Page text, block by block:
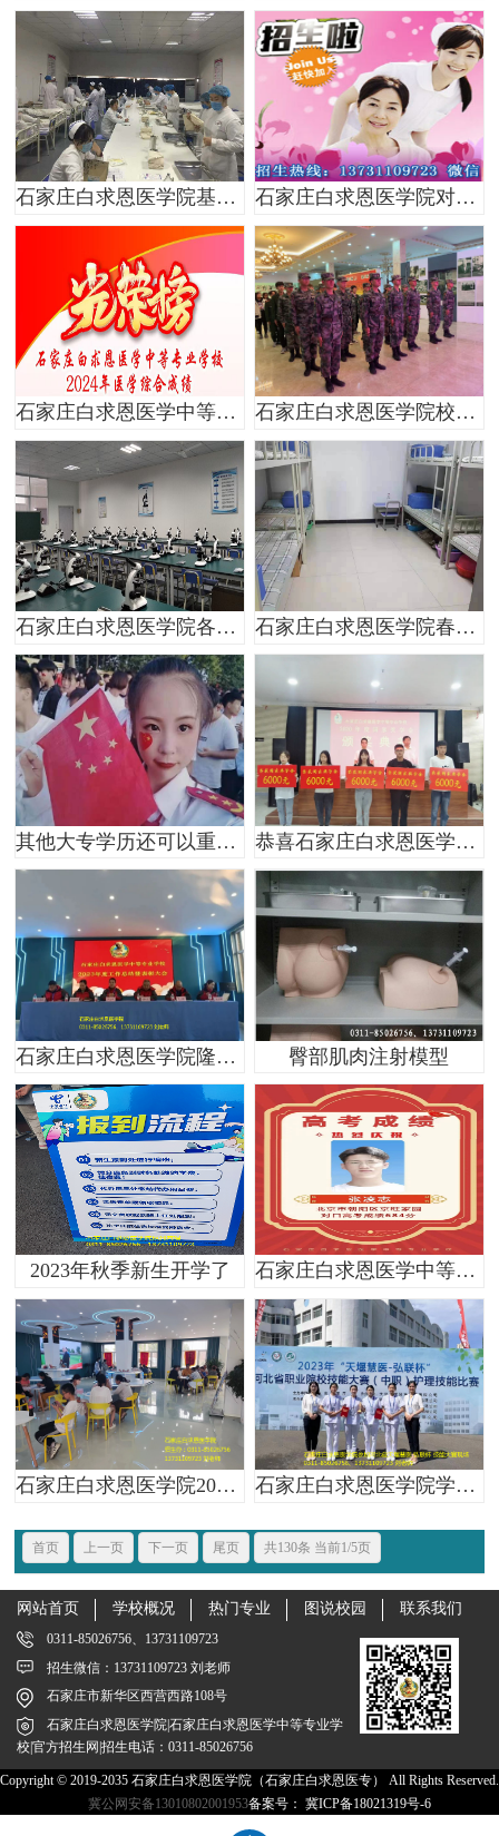
石家庄白求恩医学院基础护理实训、内科护理实训、外科护理实训、妇产科护理实训 石家庄白求恩医学院对学生的管理非常严格且全面
石家庄白求恩医学中等专业学校2024年医学综合成绩喜报 石家庄白求恩医学院校内有超市吗？超市里面东西贵吗？
石家庄白求恩医学院各专业实训设备怎么样？ 石家庄白求恩医学院春季新生宿舍是几人间？
其他大专学历还可以重读石家庄白求恩医学院吗？ 恭喜石家庄白求恩医学院2022-2023国家奖学金获得者
石家庄白求恩医学院隆重举行2023年度工作总结暨表彰大会 臀部肌肉注射模型
2023年秋季新生开学了 石家庄白求恩医学中等专业学校2023年对口高考奋斗榜——不负韶华，不负青春
石家庄白求恩医学院2023年秋季招生热季报名现场 石家庄白求恩医学院学子参加河北省职业技能大赛获得三等奖
首页 上一页 下一页 尾页 共130条 当前1/5页
网站首页 学校概况 热门专业 图说校园 联系我们
0311-85026756、13731109723
招生微信：13731109723 刘老师
石家庄市新华区西营西路108号
石家庄白求恩医学院|石家庄白求恩医学中等专业学
校|官方招生网|招生电话：0311-85026756
Copyright © 2019-2035 石家庄白求恩医学院（石家庄白求恩医专） All Rights Reserved.
冀公网安备13010802001953备案号： 冀ICP备18021319号-6